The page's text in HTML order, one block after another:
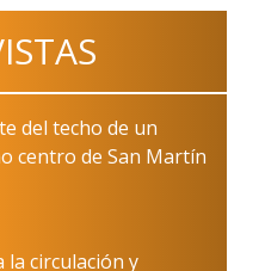
del techo de un
centro de San Martín
la circulación y